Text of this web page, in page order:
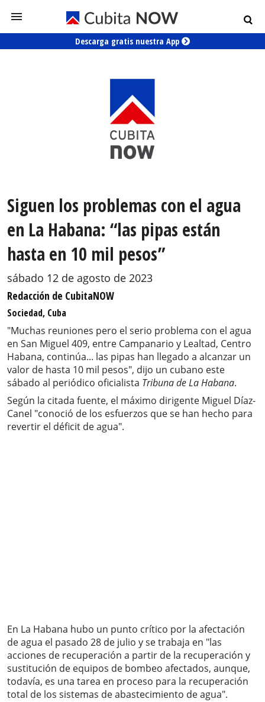
Descarga gratis nuestra App
Siguen los problemas con el agua
en La Habana: “las pipas están
hasta en 10 mil pesos”
sábado 12 de agosto de 2023
Redacción de CubitaNOW
Sociedad, Cuba
"Muchas reuniones pero el serio problema con el agua
en San Miguel 409, entre Campanario y Lealtad, Centro
Habana, continúa... las pipas han llegado a alcanzar un
valor de hasta 10 mil pesos", dijo un cubano este
sábado al periódico oficialista Tribuna de La Habana.
Según la citada fuente, el máximo dirigente Miguel Díaz-
Canel "conoció de los esfuerzos que se han hecho para
revertir el déficit de agua".
En La Habana hubo un punto crítico por la afectación
de agua el pasado 28 de julio y se trabaja en "las
acciones de recuperación a partir de la recuperación y
sustitución de equipos de bombeo afectados, aunque,
todavía, es una tarea en proceso para la recuperación
total de los sistemas de abastecimiento de agua".